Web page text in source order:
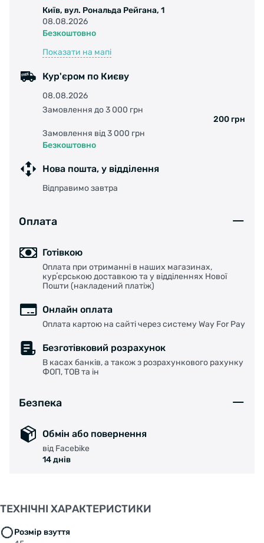
Київ, вул. Рональда Рейгана, 1
08.08.2026
Безкоштовно
Показати на мапі
Кур'єром по Києву
08.08.2026
Замовлення до 3 000 грн
200 грн
Замовлення від 3 000 грн
Безкоштовно
Нова пошта, у відділення
Відправимо завтра
Оплата
Готівкою
Оплата при отриманні в наших магазинах,
курʼєрською доставкою та у відділеннях Нової
Пошти (накладений платіж)
Онлайн оплата
Оплата картою на сайті через систему Way For Pay
Безготівковий розрахунок
В касах банків, а також з розрахункового рахунку
ФОП, ТОВ та ін
Безпека
Обмін або повернення
від Facebike
14 днів
ТЕХНІЧНІ ХАРАКТЕРИСТИКИ
Розмір взуття